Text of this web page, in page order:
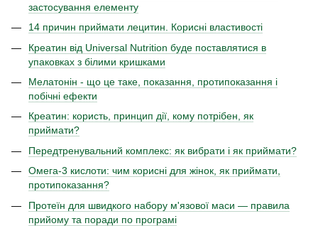
застосування елементу
14 причин приймати лецитин. Корисні властивості
Креатин від Universal Nutrition буде поставлятися в
упаковках з білими кришками
Мелатонін - що це таке, показання, протипоказання і
побічні ефекти
Креатин: користь, принцип дії, кому потрібен, як
приймати?
Передтренувальний комплекс: як вибрати і як приймати?
Омега-3 кислоти: чим корисні для жінок, як приймати,
протипоказання?
Протеїн для швидкого набору м'язової маси — правила
прийому та поради по програмі